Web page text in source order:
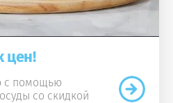
цен!
с помощью
со скидкой